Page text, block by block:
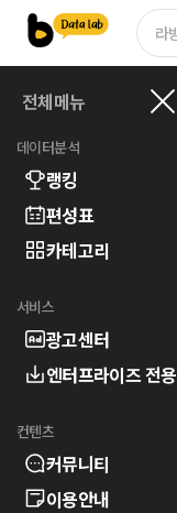
전체메뉴
데이터분석
랭킹
편성표
카테고리
서비스
광고센터
엔터프라이즈 전용
컨텐츠
커뮤니티
이용안내